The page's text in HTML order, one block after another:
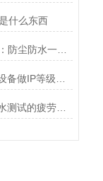
什么东西
防水等级IP68测试设备：防尘防水一体检测全解
深水测试仪器厂家谈深水测试的疲劳实验技术